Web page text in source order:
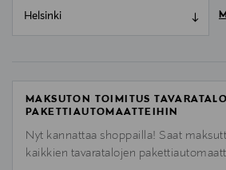
Helsinki
MAKSUTON TOIMITUS
PAKETTIAUTOMAATTEIHIN
Nyt kannattaa shoppailla! Saat
kaikkien tavaratalojen